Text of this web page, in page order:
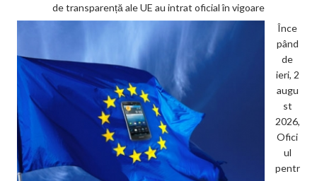
de transparență ale UE au intrat oficial în vigoare
Înce
pând
de
ieri, 2
augu
st
2026,
Ofici
ul
pentr